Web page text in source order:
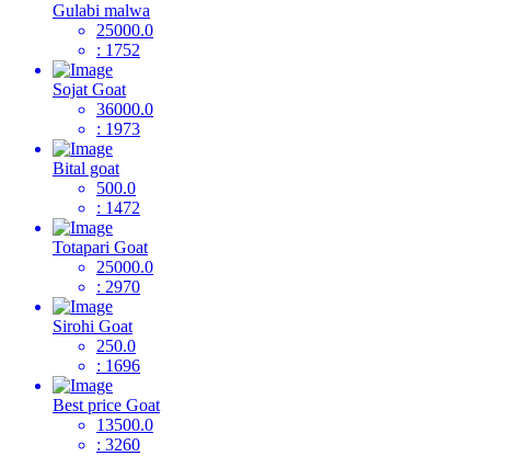
Gulabi malwa
25000.0
: 1752
Sojat Goat
36000.0
: 1973
Bital goat
500.0
: 1472
Totapari Goat
25000.0
: 2970
Sirohi Goat
250.0
: 1696
Best price Goat
13500.0
: 3260